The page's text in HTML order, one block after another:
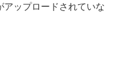
アップロードされていな